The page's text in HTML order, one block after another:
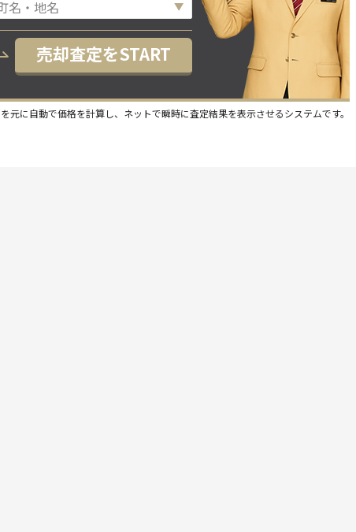
売却査定をSTART
元に自動で価格を計算し、ネットで瞬時に査定結果を表示させるシステムです。